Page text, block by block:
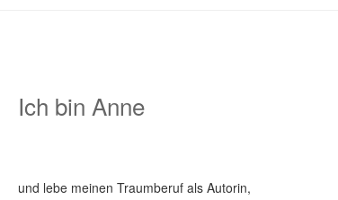
Ich bin Anne
und lebe meinen Traumberuf als Autorin,